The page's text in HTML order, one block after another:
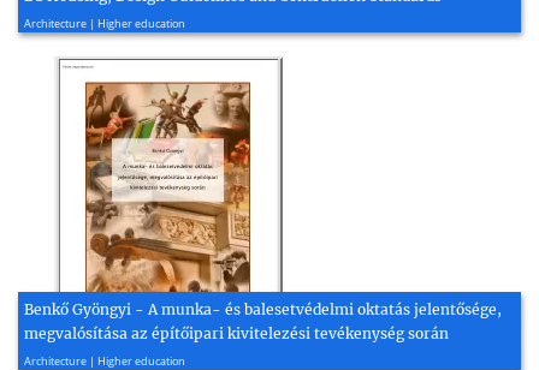
Architecture | Higher education
Benkő Gyöngyi - A munka- és balesetvédelmi oktatás jelentősége,
megvalósítása az építőipari kivitelezési tevékenység során
Architecture | Higher education